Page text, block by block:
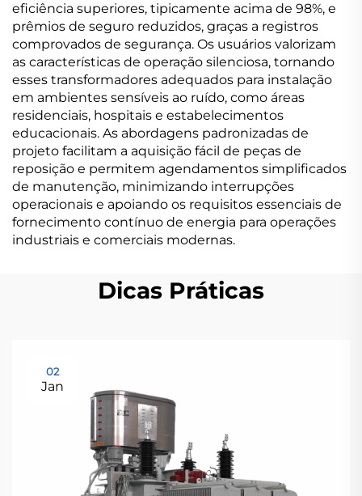
eficiência superiores, tipicamente acima de 98%, e
prêmios de seguro reduzidos, graças a registros
comprovados de segurança. Os usuários valorizam
as características de operação silenciosa, tornando
esses transformadores adequados para instalação
em ambientes sensíveis ao ruído, como áreas
residenciais, hospitais e estabelecimentos
educacionais. As abordagens padronizadas de
projeto facilitam a aquisição fácil de peças de
reposição e permitem agendamentos simplificados
de manutenção, minimizando interrupções
operacionais e apoiando os requisitos essenciais de
fornecimento contínuo de energia para operações
industriais e comerciais modernas.
Dicas Práticas
02
Jan